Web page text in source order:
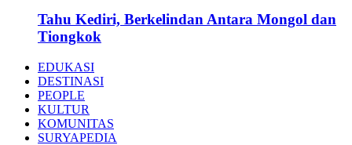
Tahu Kediri, Berkelindan Antara Mongol dan
Tiongkok
EDUKASI
DESTINASI
PEOPLE
KULTUR
KOMUNITAS
SURYAPEDIA